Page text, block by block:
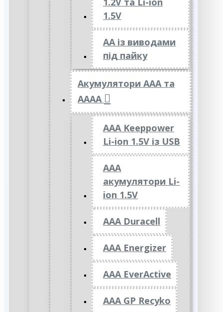
1.5V
АА із виводами
під пайку
Акумулятори ААА та
АААА
AAA Keeppower
Li-ion 1.5V із USB
ААА
акумулятори Li-
ion 1.5V
AAA Duracell
AAA Energizer
AAA EverActive
AAA GP Recyko